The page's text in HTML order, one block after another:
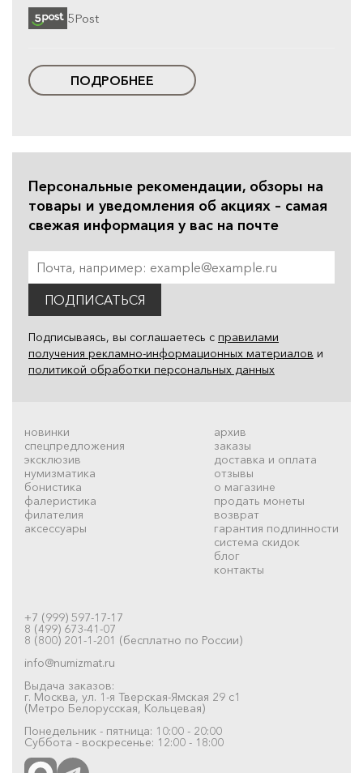
5Post
ПОДРОБНЕЕ
Персональные рекомендации, обзоры на
товары и уведомления об акциях – самая
свежая информация у вас на почте
ПОДПИСАТЬСЯ
Подписываясь, вы соглашаетесь с правилами
получения рекламно-информационных материалов и
политикой обработки персональных данных
новинки
спецпредложения
эксклюзив
нумизматика
бонистика
фалеристика
филателия
аксессуары
архив
заказы
доставка и оплата
отзывы
о магазине
продать монеты
возврат
гарантия подлинности
система скидок
блог
контакты
+7 (999) 597-17-17
8 (499) 673-41-07
8 (800) 201-1-201 (бесплатно по России)
info@numizmat.ru
Выдача заказов:
г. Москва, ул. 1-я Тверская-Ямская 29 с1
(Метро Белорусская, Кольцевая)
Понедельник - пятница: 10:00 - 20:00
Суббота - воскресенье: 12:00 - 18:00